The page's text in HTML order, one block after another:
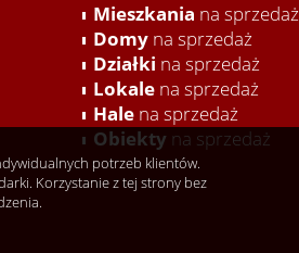
Mieszkania na sprzedaż
Domy na sprzedaż
Działki na sprzedaż
Lokale na sprzedaż
Hale na sprzedaż
Obiekty na sprzedaż
potrzeb klientów.
Korzystanie z tej strony bez